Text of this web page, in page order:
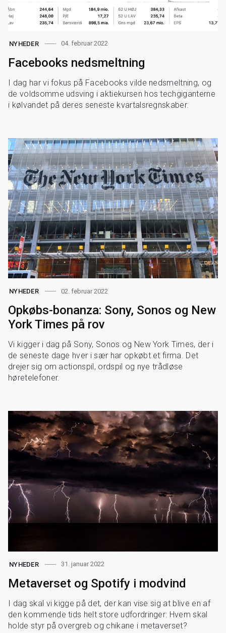
NYHEDER 04. februar 2022
Facebooks nedsmeltning
I dag har vi fokus på Facebooks vilde nedsmeltning, og
de voldsomme udsving i aktiekursen hos techgiganterne
i kølvandet på deres seneste kvartalsregnskaber.
NYHEDER 02. februar 2022
Opkøbs-bonanza: Sony, Sonos og New
York Times på rov
Vi kigger i dag på Sony, Sonos og New York Times, der i
de seneste dage hver i sær har opkøbt et firma. Det
drejer sig om actionspil, ordspil og nye trådløse
høretelefoner.
NYHEDER 31. januar 2022
Metaverset og Spotify i modvind
I dag skal vi kigge på det, der kan vise sig at blive en af
den kommende tids helt store udfordringer: Hvem skal
holde styr på overgreb og chikane i metaverset?